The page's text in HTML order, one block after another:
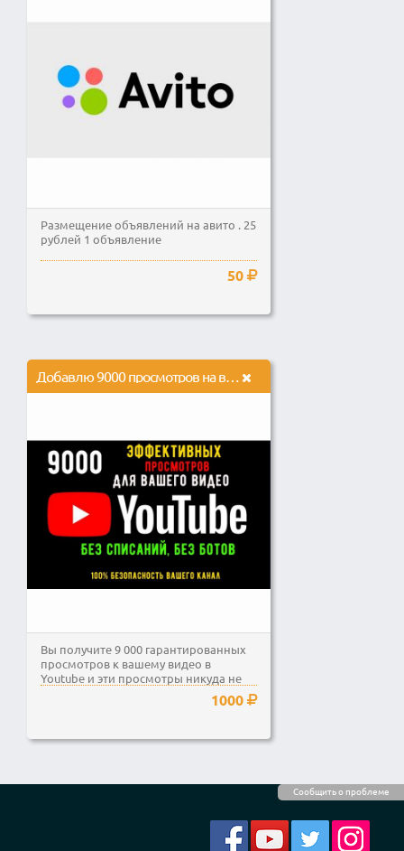
Сообщить о проблеме
Размещение объявлений на авито . 25
рублей 1 объявление
50
Добавлю 9000 просмотров на видео в Youtube
Вы получите 9 000 гарантированных
просмотров к вашему видео в
Youtube и эти просмотры никуда не
1000